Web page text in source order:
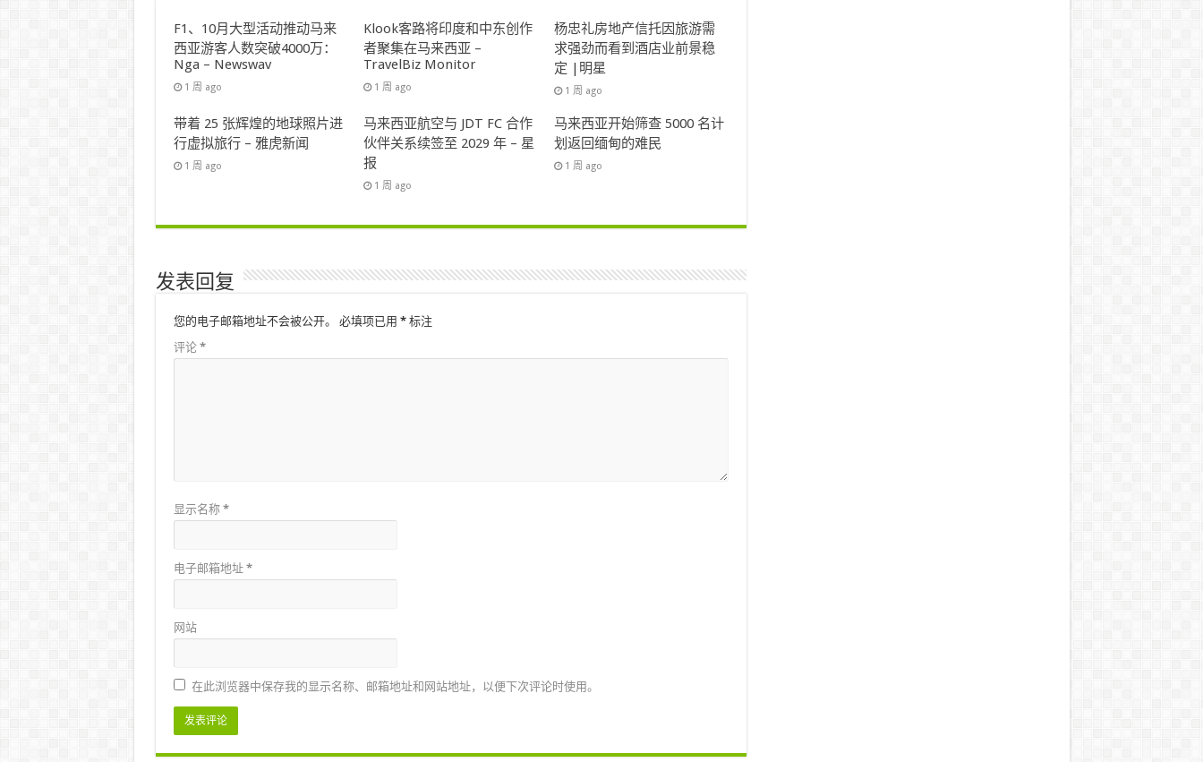
F1、10月大型活动推动马来
西亚游客人数突破4000万：
Nga – Newswav
1 周 ago
Klook客路将印度和中东创作
者聚集在马来西亚 –
TravelBiz Monitor
1 周 ago
杨忠礼房地产信托因旅游需
求强劲而看到酒店业前景稳
定 |明星
1 周 ago
带着 25 张辉煌的地球照片进
行虚拟旅行 – 雅虎新闻
1 周 ago
马来西亚航空与 JDT FC 合作
伙伴关系续签至 2029 年 – 星
报
1 周 ago
马来西亚开始筛查 5000 名计
划返回缅甸的难民
1 周 ago
发表回复
您的电子邮箱地址不会被公开。 必填项已用 *标注
评论 *
显示名称 *
电子邮箱地址 *
网站
在此浏览器中保存我的显示名称、邮箱地址和网站地址，以便下次评论时使用。